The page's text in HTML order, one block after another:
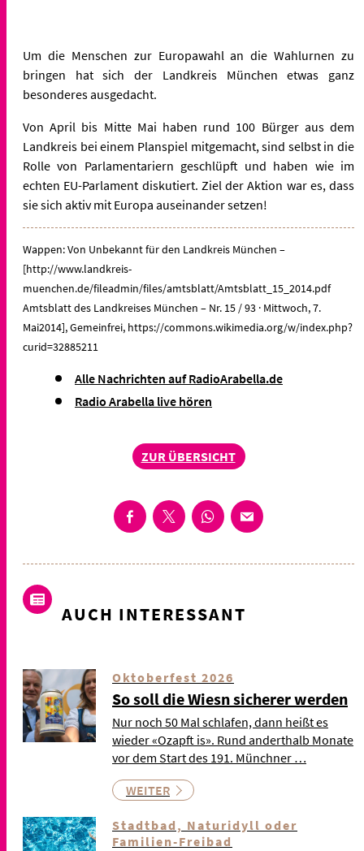
Um die Menschen zur Europawahl an die Wahlurnen zu
bringen hat sich der Landkreis München etwas ganz
besonderes ausgedacht.
Von April bis Mitte Mai haben rund 100 Bürger aus dem
Landkreis bei einem Planspiel mitgemacht, sind selbst in die
Rolle von Parlamentariern geschlüpft und haben wie im
echten EU-Parlament diskutiert. Ziel der Aktion war es, dass
sie sich aktiv mit Europa auseinander setzen!
Wappen: Von Unbekannt für den Landkreis München –
[http://www.landkreis-
muenchen.de/fileadmin/files/amtsblatt/Amtsblatt_15_2014.pdf
Amtsblatt des Landkreises München – Nr. 15 / 93 · Mittwoch, 7.
Mai2014], Gemeinfrei, https://commons.wikimedia.org/w/index.php?
curid=32885211
Alle Nachrichten auf RadioArabella.de
Radio Arabella live hören
ZUR ÜBERSICHT
AUCH INTERESSANT
Oktoberfest 2026
So soll die Wiesn sicherer werden
Nur noch 50 Mal schlafen, dann heißt es
wieder «Ozapft is». Rund anderthalb Monate
vor dem Start des 191. Münchner …
WEITER
Stadtbad, Naturidyll oder
Familien-Freibad